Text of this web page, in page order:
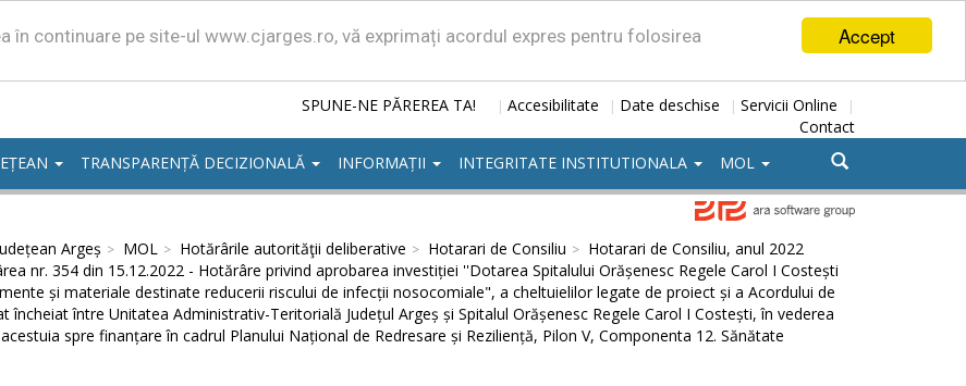
Accept
continuare pe site-ul www.cjarges.ro, vă exprimați acordul expres pentru folosirea
SPUNE-NE PĂREREA TA! | Accesibilitate | Date deschise | Servicii Online |
Contact
TRANSPARENȚĂ DECIZIONALĂ INFORMAȚII INTEGRITATE INSTITUTIONALA MOL
Argeș MOL Hotărârile autorităţii deliberative Hotarari de Consiliu
Hotarari de Consiliu, anul 2022
nr. 354 din 15.12.2022 - Hotărâre privind aprobarea investiției ''Dotarea Spitalului Orășenesc Regele Carol I Costești
și materiale destinate reducerii riscului de infecții nosocomiale", a cheltuielilor legate de proiect și a Acordului de
încheiat între Unitatea Administrativ-Teritorială Județul Argeș și Spitalul Orășenesc Regele Carol I Costești, în vederea
spre finanțare în cadrul Planului Național de Redresare și Reziliență, Pilon V, Componenta 12. Sănătate